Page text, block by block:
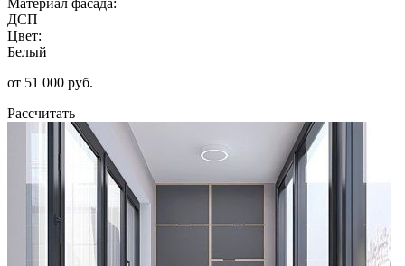
ДСП
Цвет:
Белый
от 51 000 руб.
Рассчитать